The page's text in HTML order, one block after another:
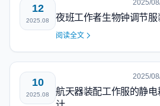
12
2025.08
2025/
夜班工作者生物钟调节
阅读全文
10
2025.08
2025/
航天器装配工作服的静